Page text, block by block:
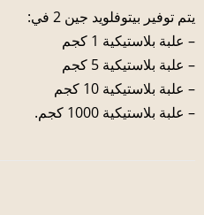
يتم توفير بيتوفلويد جين 2 في:
– علبة بلاستيكية 1 كجم
– علبة بلاستيكية 5 كجم
– علبة بلاستيكية 10 كجم
– علبة بلاستيكية 1000 كجم.